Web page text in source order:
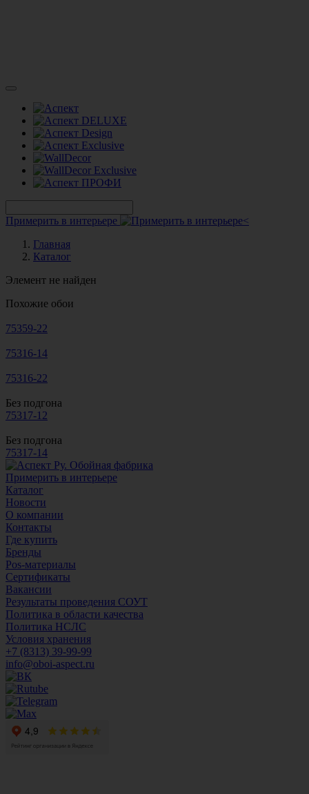
Примерить в интерьере
Главная
Каталог
Элемент не найден
Похожие обои
75359-22
75316-14
75316-22
Без подгона
75317-12
Без подгона
75317-14
Примерить в интерьере
Каталог
Новости
О компании
Контакты
Где купить
Бренды
Pos-материалы
Сертификаты
Вакансии
Результаты проведения СОУТ
Политика в области качества
Политика НСЛС
Условия хранения
+7 (8313) 39-99-99
info@oboi-aspect.ru